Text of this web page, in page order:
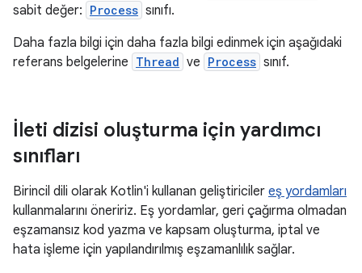
sabit değer: Process sınıfı.
Daha fazla bilgi için daha fazla bilgi edinmek için aşağıdaki
referans belgelerine Thread ve Process sınıf.
İleti dizisi oluşturma için yardımcı
sınıfları
Birincil dili olarak Kotlin'i kullanan geliştiriciler eş yordamları
kullanmalarını öneririz. Eş yordamlar, geri çağırma olmadan
eşzamansız kod yazma ve kapsam oluşturma, iptal ve
hata işleme için yapılandırılmış eşzamanlılık sağlar.